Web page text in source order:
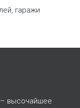
гаражи
– высочайшее